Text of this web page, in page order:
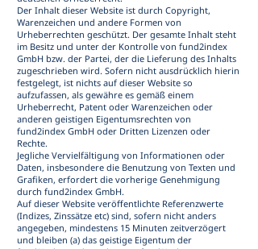
Der Inhalt dieser Website ist durch Copyright,
Warenzeichen und andere Formen von
Urheberrechten geschützt. Der gesamte Inhalt steht
im Besitz und unter der Kontrolle von fund2index
GmbH bzw. der Partei, der die Lieferung des Inhalts
zugeschrieben wird. Sofern nicht ausdrücklich hierin
festgelegt, ist nichts auf dieser Website so
aufzufassen, als gewähre es gemäß einem
Urheberrecht, Patent oder Warenzeichen oder
anderen geistigen Eigentumsrechten von
fund2index GmbH oder Dritten Lizenzen oder
Rechte.
Jegliche Vervielfältigung von Informationen oder
Daten, insbesondere die Benutzung von Texten und
Grafiken, erfordert die vorherige Genehmigung
durch fund2index GmbH.
Auf dieser Website veröffentlichte Referenzwerte
(Indizes, Zinssätze etc) sind, sofern nicht anders
angegeben, mindestens 15 Minuten zeitverzögert
und bleiben (a) das geistige Eigentum der